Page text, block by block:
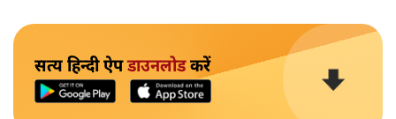
सत्य हिन्दी ऐपडाउनलोडकरें